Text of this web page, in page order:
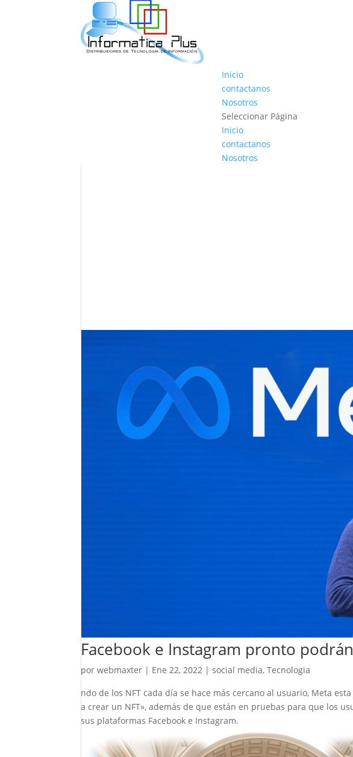
Inicio
contactanos
Nosotros
Seleccionar Página
Inicio
contactanos
Nosotros
Facebook e Instagram pronto
porwebmaxter | Ene 22, 2022 |social media,Tecnologia
ndo de los NFT cada día se hace más cercano al usuario, Meta
a crear un NFT», además de que están en pruebas para que los
sus plataformas Facebook e Instagram.